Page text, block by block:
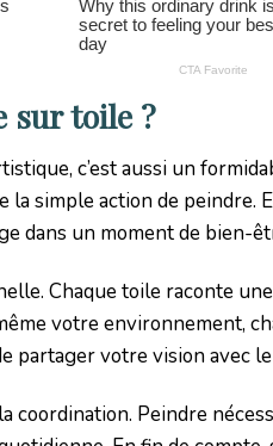
sur toile ?
c’est aussi un
simple action de peindre.
dans un moment de bien-
Chaque toile raconte
votre environnement,
partager votre vision avec
coordination. Peindre